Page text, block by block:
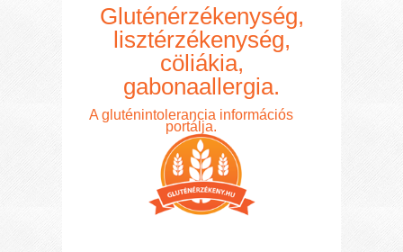
Gluténérzékenység,
lisztérzékenység,
cöliákia,
gabonaallergia.
A gluténintolerancia információs
portálja.